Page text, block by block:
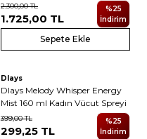
2.300,00TL
1.725,00 TL
%25
İndirim
Sepete Ekle
Dlays
Dlays Melody Whisper Energy
Mist 160 ml Kadın Vücut Spreyi
399,00TL
299,25 TL
%25
İndirim